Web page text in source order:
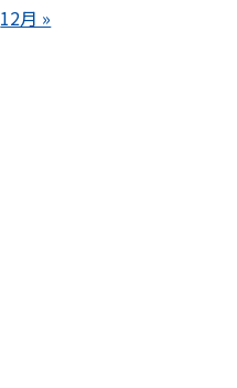
12月 »